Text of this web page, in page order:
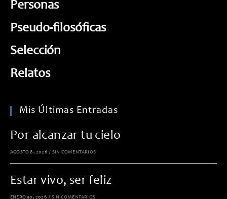
Personas
Pseudo-filosóficas
Selección
Relatos
Mis Últimas Entradas
Por alcanzar tu cielo
AGOSTO 8, 2026 / SIN COMENTARIOS
Estar vivo, ser feliz
ENERO 30, 2026 / SIN COMENTARIOS